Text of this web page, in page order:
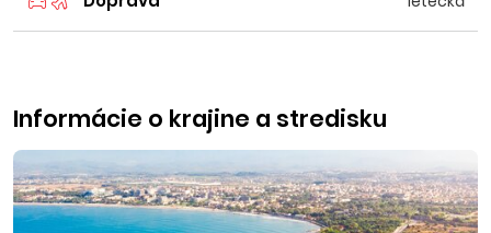
Informácie o krajine a stredisku